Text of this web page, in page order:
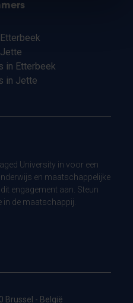
in Etterbeek
in Jette
University in voor een
en maatschappelijke
engagement aan. Steun
in de maatschappij.
Brussel - België